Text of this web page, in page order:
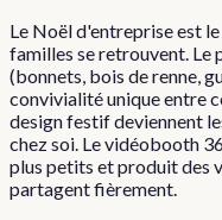
Le Noël d'entreprise est
familles se retrouvent. Le
(bonnets, bois de renne,
convivialité unique entre
design festif deviennent
chez soi. Le vidéobooth
plus petits et produit des
partagent fièrement.